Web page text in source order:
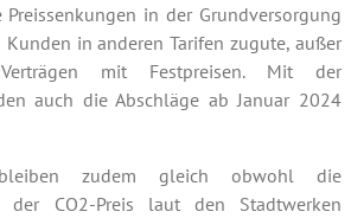
Preissenkungen in der Grundversorgung
in anderen Tarifen zugute, außer
mit Festpreisen. Mit der
auch die Abschläge ab Januar 2024
zudem gleich obwohl die
der CO2-Preis laut den Stadtwerken